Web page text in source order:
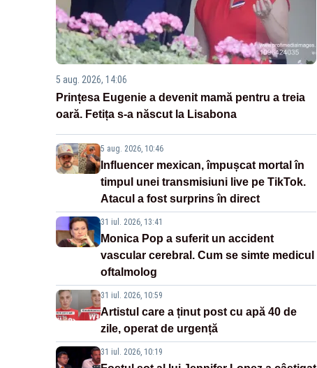
5 aug. 2026, 14:06
Prințesa Eugenie a devenit mamă pentru a treia
oară. Fetița s-a născut la Lisabona
5 aug. 2026, 10:46
Influencer mexican, împușcat mortal în
timpul unei transmisiuni live pe TikTok.
Atacul a fost surprins în direct
31 iul. 2026, 13:41
Monica Pop a suferit un accident
vascular cerebral. Cum se simte medicul
oftalmolog
31 iul. 2026, 10:59
Artistul care a ținut post cu apă 40 de
zile, operat de urgență
31 iul. 2026, 10:19